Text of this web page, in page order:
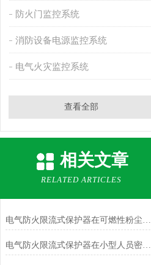
防火门监控系统
消防设备电源监控系统
电气火灾监控系统
查看全部
相关文章
RELATED ARTICLES
电气防火限流式保护器在可燃性粉尘危险场所的应用
电气防火限流式保护器在小型人员密集场所中的应用